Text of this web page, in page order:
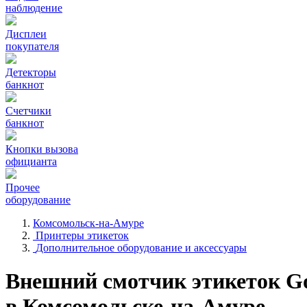
наблюдение
Дисплеи
покупателя
Детекторы
банкнот
Счетчики
банкнот
Кнопки вызова
официанта
Прочее
оборудование
Комсомольск-на-Амуре
Принтеры этикеток
Дополнительное оборудование и аксессуары
Внешний смотчик этикеток